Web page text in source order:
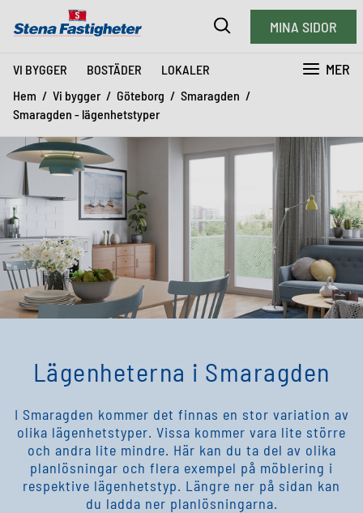
VI BYGGER BOSTÄDER LOKALER MER
MINA SIDOR
Hem Vi bygger Göteborg
Smaragden
Smaragden - lägenhetstyper
Lägenheterna i Smaragden
I Smaragden kommer det finnas en stor variation av
olika lägenhetstyper. Vissa kommer vara lite större
och andra lite mindre. Här kan du ta del av olika
planlösningar och flera exempel på möblering i
respektive lägenhetstyp. Längre ner på sidan kan
du ladda ner planlösningarna.